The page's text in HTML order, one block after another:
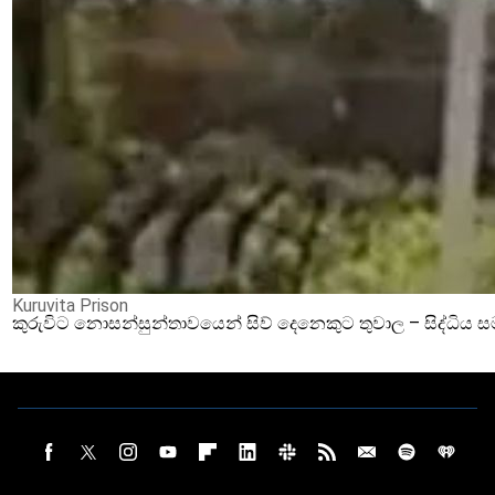
Kuruvita Prison
කුරුවිට නොසන්සුන්තාවයෙන් සිව් දෙනෙකුට තුවාල – සිද්ධිය